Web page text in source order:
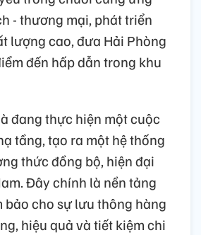
- thương mại, phát triển
lượng cao, đưa Hải Phòng
đến hấp dẫn trong khu
đang thực hiện một cuộc
tầng, tạo ra một hệ thống
thức đồng bộ, hiện đại
Đây chính là nền tảng
bảo cho sự lưu thông hàng
hiệu quả và tiết kiệm chi